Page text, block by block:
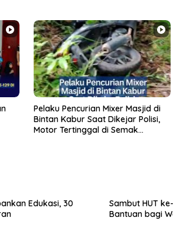
Pelaku Pencurian Mixer Masjid di
Bintan Kabur Saat Dikejar Polisi,
Motor Tertinggal di Semak
Edukasi, 30
Sambut HUT
Bantuan bagi